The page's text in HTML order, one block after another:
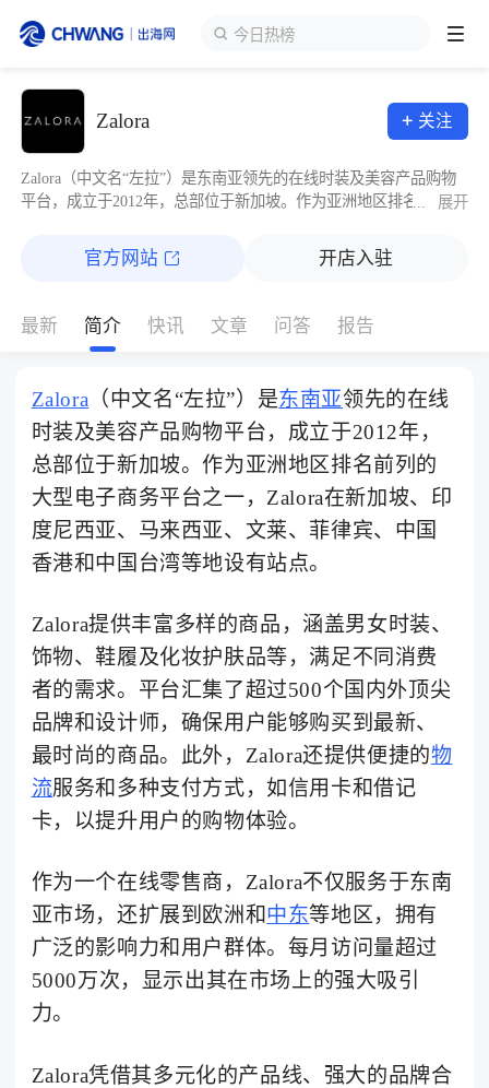
今日热榜
出海服务
出海资讯
跨境报告
出海导航
出海交流群
了解出海网
登录/注册
Zalora 关注
Zalora（中文名“左拉”）是东南亚领先的在线时装及美容产品购物
平台，成立于2012年，总部位于新加坡。作为亚洲地区排名前列的
亚、文莱、菲律宾、中国香港和中国台湾等地设有站点。
... 展开
官方网站 开店入驻
最新 简介 快讯 文章 问答 报告
Zalora （中文名“左拉”）是东南亚领先的在线
时装及美容产品购物平台，成立于2012年，
总部位于新加坡。作为亚洲地区排名前列的
大型电子商务平台之一，Zalora在新加坡、印
度尼西亚、马来西亚、文莱、菲律宾、中国
香港和中国台湾等地设有站点。
Zalora提供丰富多样的商品，涵盖男女时装、
饰物、鞋履及化妆护肤品等，满足不同消费
者的需求。平台汇集了超过500个国内外顶尖
品牌和设计师，确保用户能够购买到最新、
最时尚的商品。此外，Zalora还提供便捷的物
流服务和多种支付方式，如信用卡和借记
卡，以提升用户的购物体验。
作为一个在线零售商，Zalora不仅服务于东南
亚市场，还扩展到欧洲和中东等地区，拥有
广泛的影响力和用户群体。每月访问量超过
5000万次，显示出其在市场上的强大吸引
力。
Zalora凭借其多元化的产品线、强大的品牌合